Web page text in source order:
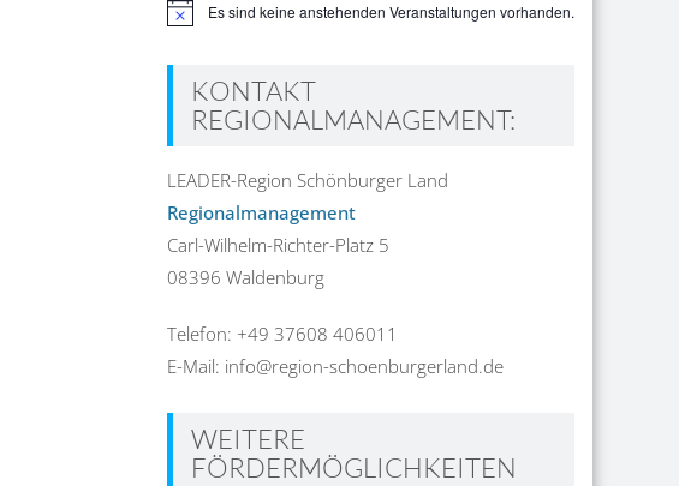
HinweisEs sind keine anstehenden Veranstaltungen vorhanden.
KONTAKT
REGIONALMANAGEMENT:
LEADER-Region Schönburger Land
Regionalmanagement
Carl-Wilhelm-Richter-Platz 5
08396 Waldenburg
Telefon: +49 37608 406011
E-Mail: info@region-schoenburgerland.de
WEITERE
FÖRDERMÖGLICHKEITEN